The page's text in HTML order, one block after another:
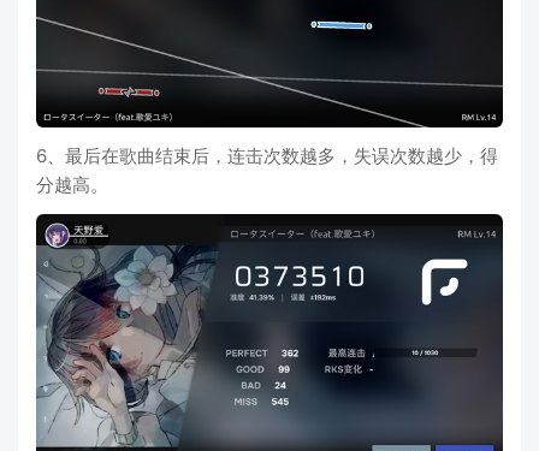
6、最后在歌曲结束后，连击次数越多，失误次数越少，得
分越高。